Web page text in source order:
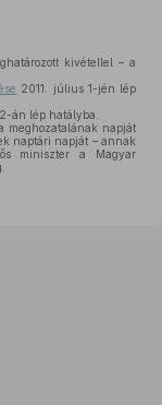
kivétellel – a
2011. július 1-jén lép
án lép hatályba.
meghozatalának napját
naptári napját – annak
miniszter a Magyar